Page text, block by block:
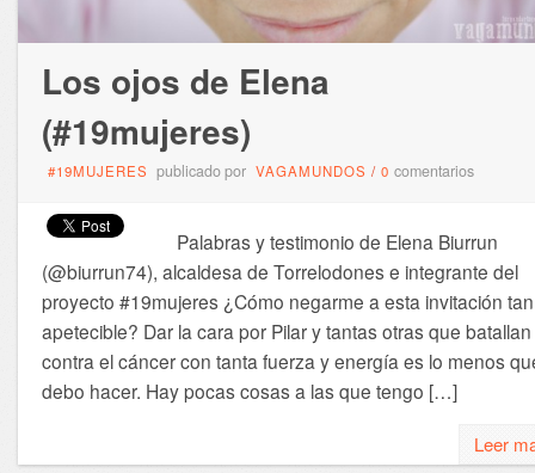
Los ojos de Elena
(#19mujeres)
#19MUJERES publicado por VAGAMUNDOS / 0 comentarios
Palabras y testimonio de Elena Biurrun
(@biurrun74), alcaldesa de Torrelodones e integrante del
proyecto #19mujeres ¿Cómo negarme a esta invitación tan
apetecible? Dar la cara por Pilar y tantas otras que batallan
contra el cáncer con tanta fuerza y energía es lo menos
debo hacer. Hay pocas cosas a las que tengo […]
Leer